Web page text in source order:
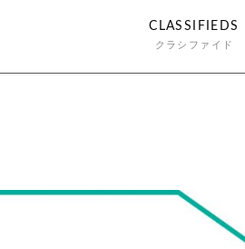
CLASSIFIEDS
クラシファイド